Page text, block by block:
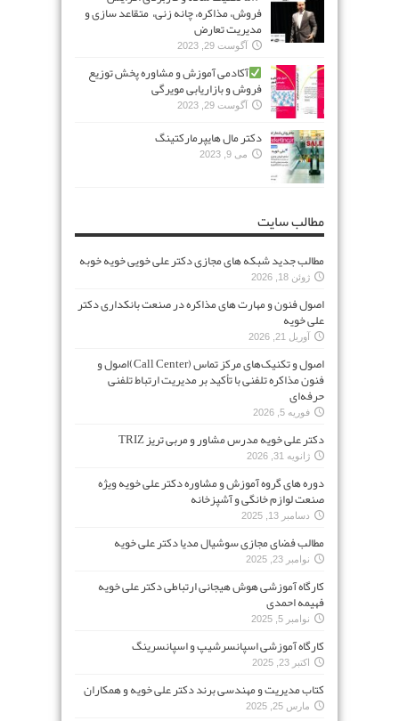
فروش، مذاکره، چانه زنی، متقاعد سازی و
مدیریت تعارض
آگوست 29, 2023
آکادمی آموزش و مشاوره پخش توزیع
فروش و بازاریابی مویرگی
آگوست 29, 2023
دکتر مال هایپرمارکتینگ
می 9, 2023
مطالب سایت
مطالب جدید شبکه های مجازی دکتر علی خویی خویه خوبه
ژوئن 18, 2026
اصول فنون و مهارت های مذاکره در صنعت بانکداری دکتر
علی خویه
آوریل 21, 2026
اصول و تکنیک‌های مرکز تماس (Call Center)اصول و
فنون مذاکره تلفنی با تأکید بر مدیریت ارتباط تلفنی
حرفه‌ای
فوریه 5, 2026
دکتر علی خویه مدرس مشاور و مربی تریز TRIZ
ژانویه 31, 2026
دوره های گروه آموزش و مشاوره دکتر علی خویه ویژه
صنعت لوازم خانگی و آشپزخانه
دسامبر 13, 2025
مطالب فضای مجازی سوشیال مدیا دکتر علی خویه
نوامبر 23, 2025
کارگاه آموزشی هوش هیجانی ارتباطی دکتر علی خویه
فهیمه احمدی
نوامبر 5, 2025
کارگاه آموزشی اسپانسرشیپ و اسپانسرینگ
اکتبر 23, 2025
کتاب مدیریت و مهندسی برند دکتر علی خویه و همکاران
مارس 25, 2025